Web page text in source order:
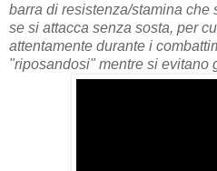
barra di resistenza/stamina
se si attacca senza sosta, per
attentamente durante i
"riposandosi" mentre si evitano